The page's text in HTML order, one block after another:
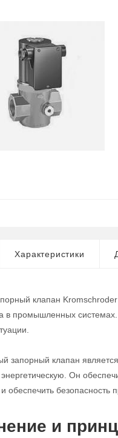
Характеристики
клапан
в промышленных
запорный клапан
Он
обеспечить безопасность
и